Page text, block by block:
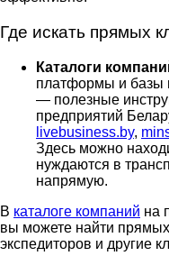
Где искать прямых
Каталоги
платформы и базы
— полезные
предприятий
livebusiness.by,
Здесь можно
нуждаются в
напрямую.
В каталоге компаний на
вы можете найти прямых
экспедиторов и другие